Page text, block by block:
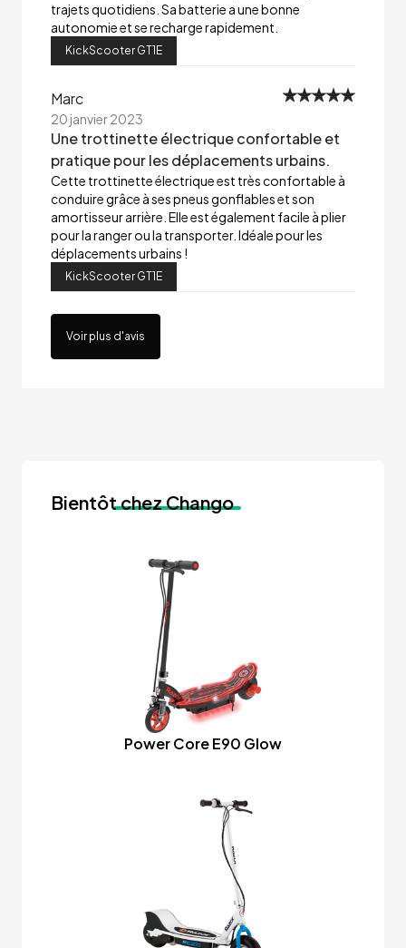
trajets quotidiens. Sa batterie a une bonne
autonomie et se recharge rapidement.
KickScooter GT1E
Marc
20 janvier 2023
Une trottinette électrique confortable et
pratique pour les déplacements urbains.
Cette trottinette électrique est très confortable à
conduire grâce à ses pneus gonflables et son
amortisseur arrière. Elle est également facile à plier
pour la ranger ou la transporter. Idéale pour les
déplacements urbains !
KickScooter GT1E
Voir plus d'avis
Bientôtchez Chango
Power Core E90 Glow